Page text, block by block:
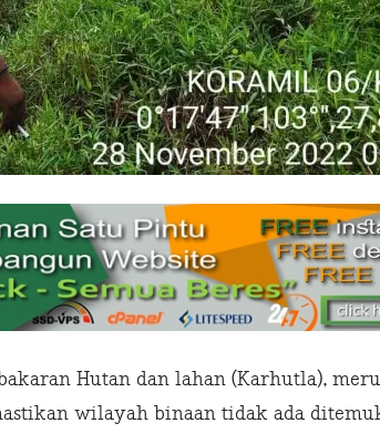
Hutan dan lahan (Karhutla),
wilayah binaan tidak ada